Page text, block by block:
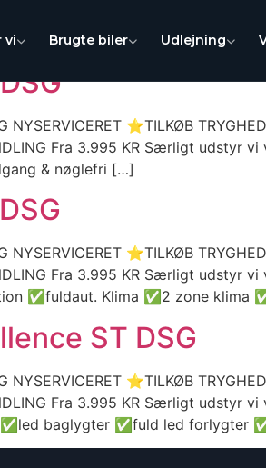
vi Brugte biler Udlejning
NYSERVICERET ⭐TILKØB
Fra 3.995 KR Særligt
& nøglefri […]
NYSERVICERET ⭐TILKØB
Fra 3.995 KR Særligt
✅fuldaut. Klima ✅2 zone klima
ST DSG
NYSERVICERET ⭐TILKØB
Fra 3.995 KR Særligt
baglygter ✅fuld led forlygter